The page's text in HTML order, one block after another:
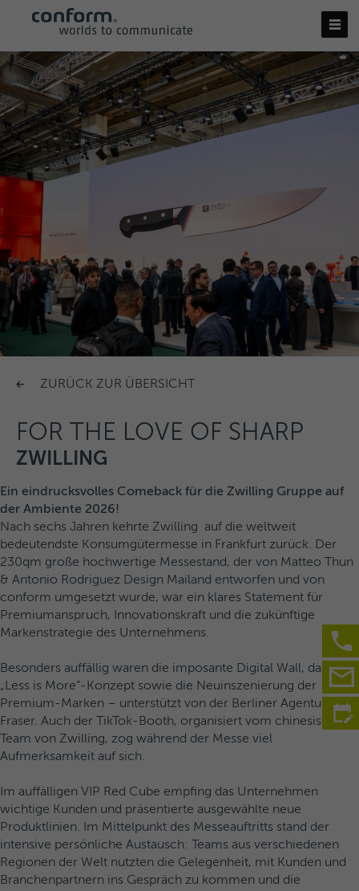
ZURÜCK ZUR ÜBERSICHT
FOR THE LOVE OF SHARP
ZWILLING
Ein eindrucksvolles Comeback für die Zwilling Gruppe auf
der Ambiente 2026!
Nach sechs Jahren kehrte Zwilling auf die weltweit
bedeutendste Konsumgütermesse in Frankfurt zurück. Der
230qm große hochwertige Messestand, der von Matteo Thun
& Antonio Rodriguez Design Mailand entworfen und von
conform umgesetzt wurde, war ein klares Statement für
Premiumanspruch, Innovationskraft und die zukünftige
Markenstrategie des Unternehmens.
Besonders auffällig waren die imposante Digital Wall, das
„Less is More“-Konzept sowie die Neuinszenierung der
Premium-Marken – unterstützt von der Berliner Agentur
Fraser. Auch der TikTok-Booth, organisiert vom chinesischen
Team von Zwilling, zog während der Messe viel
Aufmerksamkeit auf sich.
Im auffälligen VIP Red Cube empfing das Unternehmen
wichtige Kunden und präsentierte ausgewählte neue
Produktlinien. Im Mittelpunkt des Messeauftritts stand der
intensive persönliche Austausch: Teams aus verschiedenen
Regionen der Welt nutzten die Gelegenheit, mit Kunden und
Branchenpartnern ins Gespräch zu kommen und die